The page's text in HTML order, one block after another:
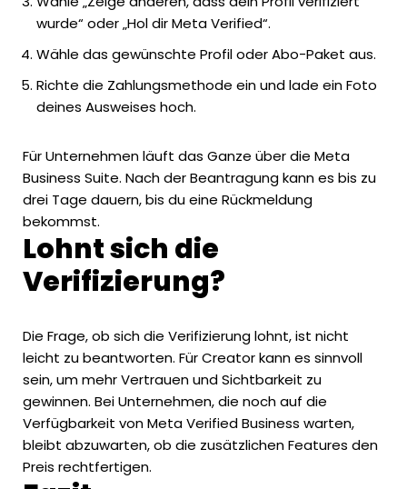
wurde“ oder „Hol dir Meta Verified“.
Wähle das gewünschte Profil oder Abo-Paket aus.
Richte die Zahlungsmethode ein und lade ein Foto
deines Ausweises hoch.
Für Unternehmen läuft das Ganze über die Meta
Business Suite. Nach der Beantragung kann es bis zu
drei Tage dauern, bis du eine Rückmeldung
bekommst.
Lohnt sich die
Verifizierung?
Die Frage, ob sich die Verifizierung lohnt, ist nicht
leicht zu beantworten. Für Creator kann es sinnvoll
sein, um mehr Vertrauen und Sichtbarkeit zu
gewinnen. Bei Unternehmen, die noch auf die
Verfügbarkeit von Meta Verified Business warten,
bleibt abzuwarten, ob die zusätzlichen Features den
Preis rechtfertigen.